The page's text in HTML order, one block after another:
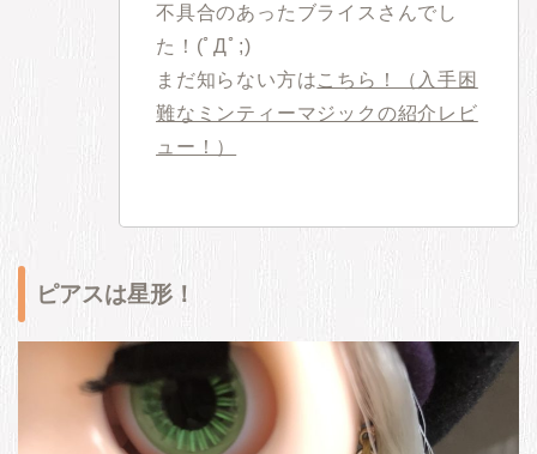
不具合のあったブライスさんでし
た！(ﾟДﾟ;)
まだ知らない方はこちら！（入手困
難なミンティーマジックの紹介レビ
ュー！）
ピアスは星形！